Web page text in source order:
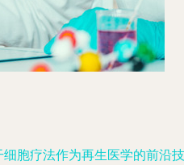
胞疗法作为再生医学的前沿技